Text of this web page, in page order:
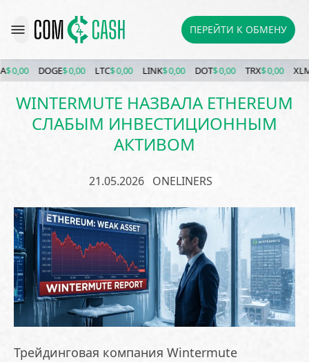
ПЕРЕЙТИ К ОБМЕНУ
0,00 DOGE$ 0,00 LTC$ 0,00 LINK$ 0,00 DOT$ 0,00 TRX$ 0,00 XLM$
WINTERMUTE НАЗВАЛА ETHEREUM
СЛАБЫМ ИНВЕСТИЦИОННЫМ
АКТИВОМ
21.05.2026 ONELINERS
Трейдинговая компания Wintermute